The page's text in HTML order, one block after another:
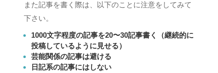
また記事を書く際は、以下のことに注意をしてみて
下さい。
1000文字程度の記事を20〜30記事書く（継続的に
投稿しているように見せる）
芸能関係の記事は避ける
日記系の記事にはしない